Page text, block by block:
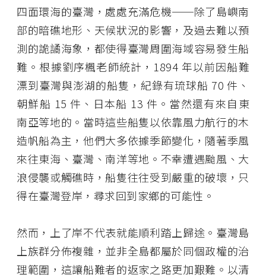
四面環海的臺灣，處處充滿危機──除了島嶼南
部的暗礁地形、天候狀況的影響，及過去難以預
測的詭譎海象，都使得臺灣周圍海域容易發生船
難。根據劉序楓老師統計，1894 年以前因船難
漂到臺灣與澎湖的船隻，紀錄有琉球船 70 件、
朝鮮船 15 件、日本船 13 件。當然還有來自東
南亞等地的。當時這些船隻以依靠風力航行的木
造帆船為主，他們大多依據季節變化，隨著季風
來往東海、臺灣、南洋等地。不幸遭遇颱風、大
浪侵襲或觸礁時，船隻往往受到嚴重的破壞，只
得在臺灣登岸，尋求回到家鄉的可能性。
然而，上了岸不代表就能順利踏上歸途。臺灣島
上族群分佈複雜，並非全島都屬於同個政權的治
理範圍，這讓船難者的返家之路更加艱難。以清